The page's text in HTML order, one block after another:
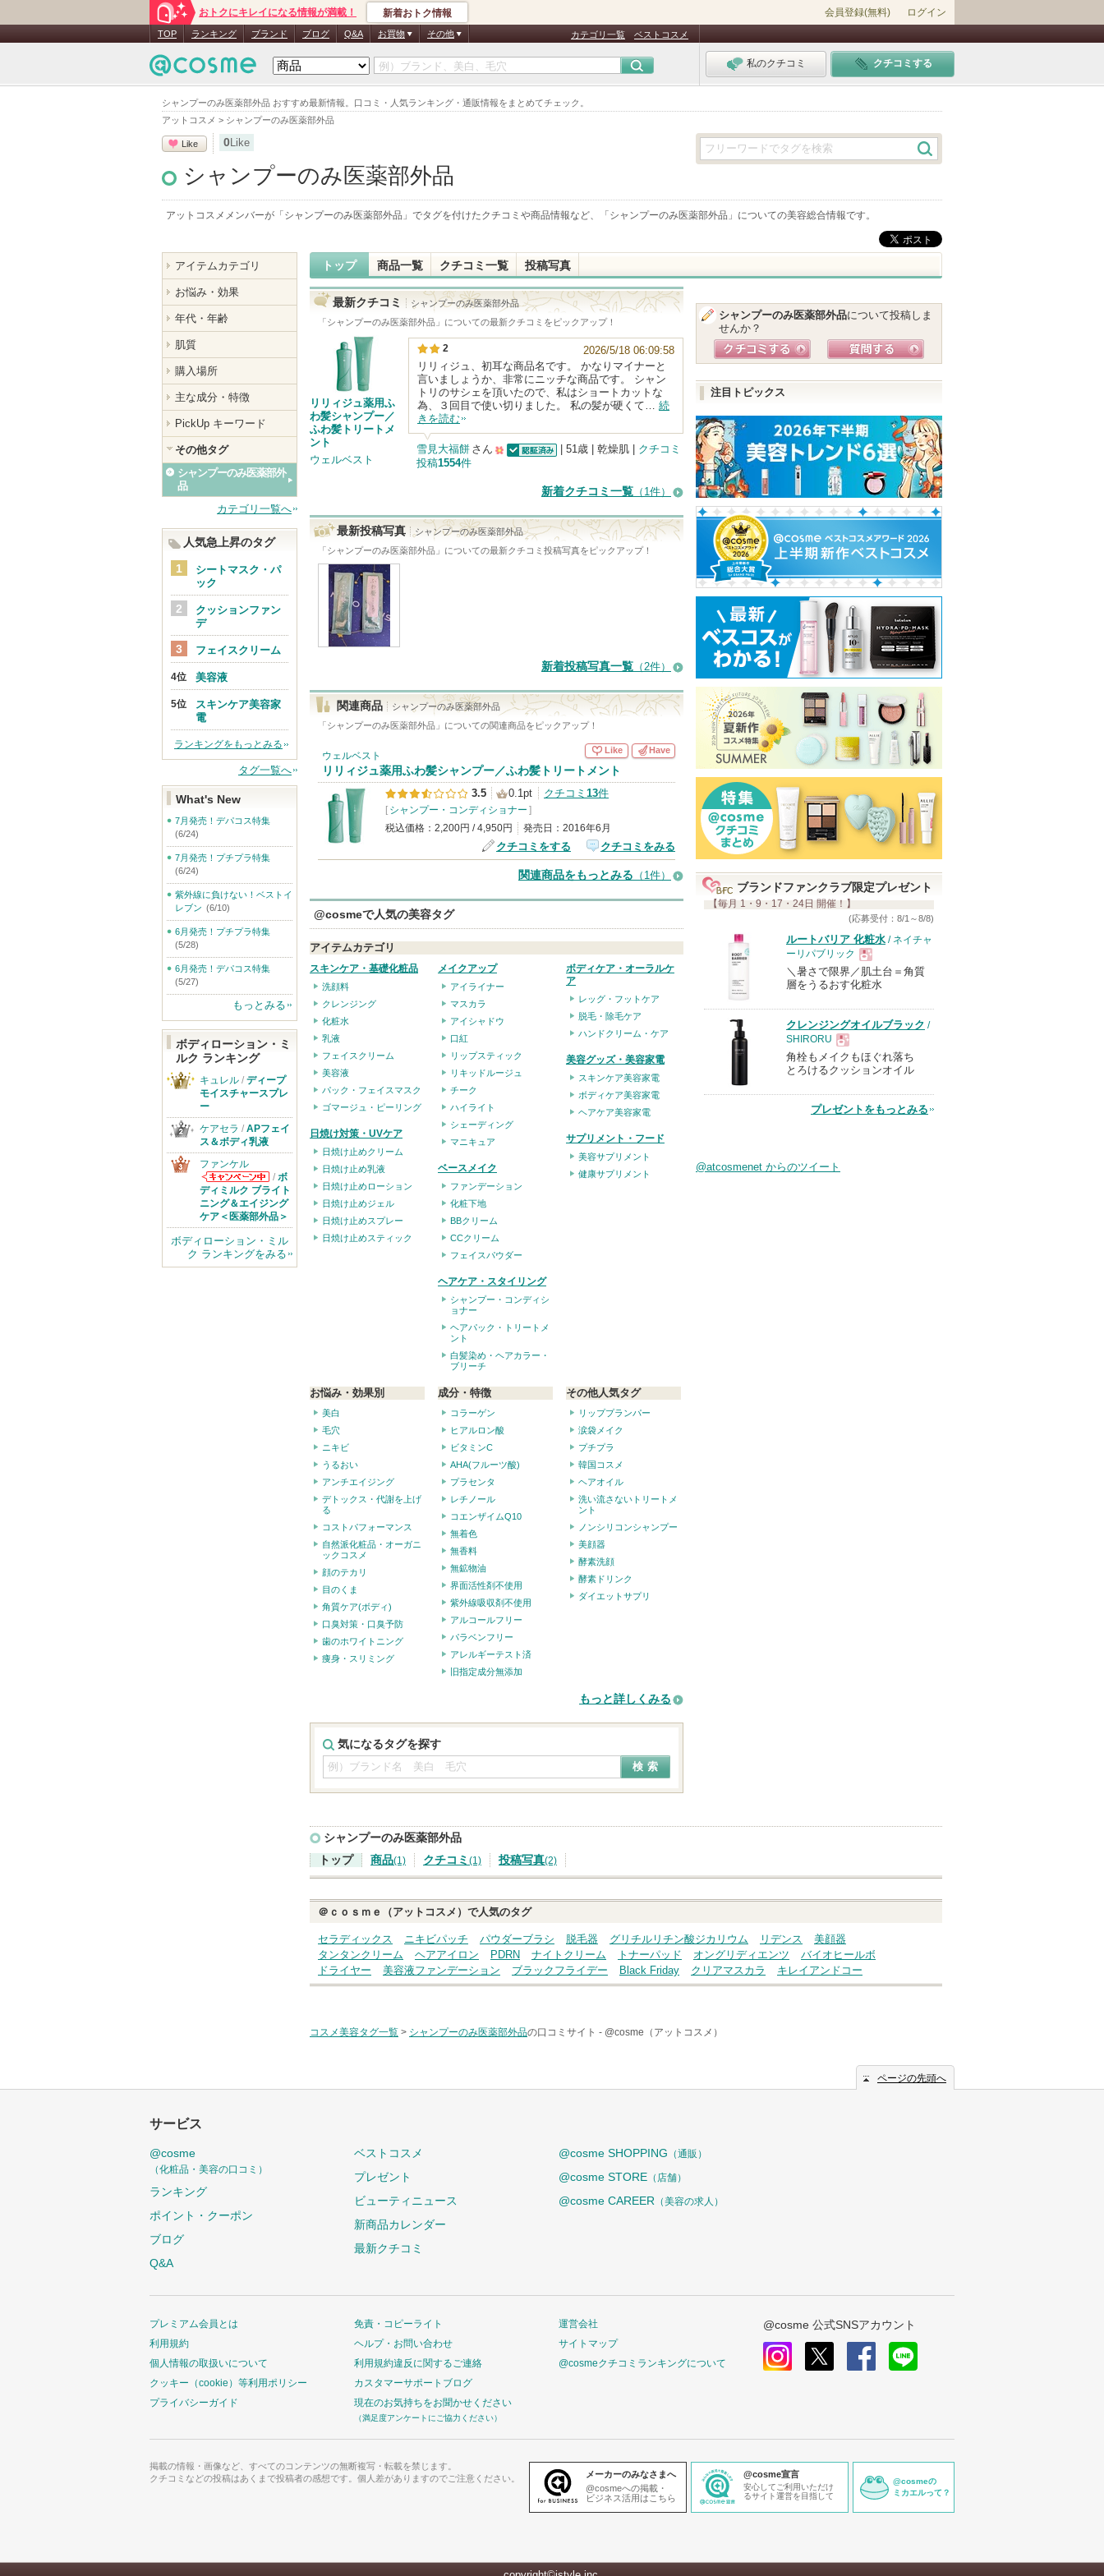
シャンプーのみ医薬部外品 おすすめ最新情報。口コミ・人気ランキング・通販情報をまとめてチェック。
アットコスメ > シャンプーのみ医薬部外品
おトクにキレイになる情報が満載！ 新着おトク情報 会員登録(無料) ログイン
TOP ランキング ブランド ブログ Q&A お買物 その他 カテゴリ一覧 ベストコスメ
私のクチコミ クチコミする
Like 0Like
シャンプーのみ医薬部外品
アットコスメメンバーが「 シャンプーのみ医薬部外品 」でタグを付けたクチコミや商品情報など、「 シャンプーのみ医薬部外品 」についての美容総合情報です。
トップ 商品一覧 クチコミ一覧 投稿写真
最新クチコミ
シャンプーのみ医薬部外品
「シャンプーのみ医薬部外品 」についての最新クチコミをピックアップ！
リリィジュ薬用ふ
わ髪シャンプー／
ふわ髪トリートメ
ント
ウェルベスト
2
2026/5/18 06:09:58
リリィジュ、初耳な商品名です。 かなりマイナーと
言いましょうか、非常にニッチな商品です。 シャン
トリのサシェを頂いたので、私はショートカットな
為、３回目で使い切りました。 私の髪が硬くて… 続
きを読む
雪見大福餅 さん
上
の
に
り
登
録
さ
れ
| 51歳 | 乾燥肌 | クチコミ
投稿1554件
新着クチコミ一覧 （1件）
最新投稿写真
シャンプーのみ医薬部外品
「シャンプーのみ医薬部外品 」についての最新クチコミ投稿写真をピックアップ！
新着投稿写真一覧 （2件）
関連商品
シャンプーのみ医薬部外品
「シャンプーのみ医薬部外品 」についての関連商品をピックアップ！
ウェルベスト
リリィジュ薬用ふわ髪シャンプー／ふわ髪トリートメント
Like Have
3.5 0.1pt クチコミ 13件
[ シャンプー・コンディショナー ]
税込価格：2,200円 / 4,950円
発売日：2016年6月
クチコミをする クチコミをみる
関連商品をもっとみる （1件）
@cosmeで人気の美容タグ
アイテムカテゴリ
スキンケア・基礎化粧品
洗顔料
クレンジング
化粧水
乳液
フェイスクリーム
美容液
パック・フェイスマスク
ゴマージュ・ピーリング
日焼け対策・UVケア
日焼け止めクリーム
日焼け止め乳液
日焼け止めローション
日焼け止めジェル
日焼け止めスプレー
日焼け止めスティック
メイクアップ
アイライナー
マスカラ
アイシャドウ
口紅
リップスティック
リキッドルージュ
チーク
ハイライト
シェーディング
マニキュア
ベースメイク
ファンデーション
化粧下地
BBクリーム
CCクリーム
フェイスパウダー
ヘアケア・スタイリング
シャンプー・コンディシ
ョナー
ヘアパック・トリートメ
ント
白髪染め・ヘアカラー・
ブリーチ
ボディケア・オーラルケ
ア
レッグ・フットケア
脱毛・除毛ケア
ハンドクリーム・ケア
美容グッズ・美容家電
スキンケア美容家電
ボディケア美容家電
ヘアケア美容家電
サプリメント・フード
美容サプリメント
健康サプリメント
お悩み・効果別
美白
毛穴
ニキビ
うるおい
アンチエイジング
デトックス・代謝を上げ
る
コストパフォーマンス
自然派化粧品・オーガニ
ックコスメ
顔のテカリ
目のくま
角質ケア(ボディ)
口臭対策・口臭予防
歯のホワイトニング
痩身・スリミング
成分・特徴
コラーゲン
ヒアルロン酸
ビタミンC
AHA(フルーツ酸)
プラセンタ
レチノール
コエンザイムQ10
無着色
無香料
無鉱物油
界面活性剤不使用
紫外線吸収剤不使用
アルコールフリー
パラベンフリー
アレルギーテスト済
旧指定成分無添加
その他人気タグ
リッププランパー
涙袋メイク
プチプラ
韓国コスメ
ヘアオイル
洗い流さないトリートメ
ント
ノンシリコンシャンプー
美顔器
酵素洗顔
酵素ドリンク
ダイエットサプリ
もっと詳しくみる
気になるタグを探す
シャンプーのみ医薬部外品について投稿しま
せんか？
注目トピックス
ブランドファンクラブ限定プレゼント
【毎月 1・9・17・24日 開催！】
(応募受付：8/1～8/8)
ルートバリア 化粧水 / ネイチャ
ーリパブリック
現
品
＼暑さで限界／肌土台＝角質
層をうるおす化粧水
クレンジングオイルブラック /
SHIRORU
現
品
角栓もメイクもほぐれ落ち
とろけるクッションオイル
プレゼントをもっとみる
@atcosmenet からのツイート
シャンプーのみ医薬部外品
トップ
商品(1) クチコミ (1) 投稿写真(2)
＠ｃｏｓｍｅ（アットコスメ）で人気のタグ
セラディックス ニキビパッチ パウダーブラシ 脱毛器 グリチルリチン酸ジカリウム リデンス
美顔器
タンタンクリーム
ヘアアイロン PDRN ナイトクリーム トナーパッド オングリディエンツ
バイオヒールボ
ドライヤー
美容液ファンデーション ブラックフライデー Black Friday クリアマスカラ キレイアンドコー
コスメ美容タグ一覧 > シャンプーのみ医薬部外品の口コミサイト - @cosme（アットコスメ）
アイテムカテゴリ
お悩み・効果
年代・年齢
肌質
購入場所
主な成分・特徴
PickUp キーワード
その他タグ
シャンプーのみ医薬部外
品
カテゴリ一覧へ
人気急上昇のタグ
シートマスク・パ
ック
クッションファン
デ
フェイスクリーム
美容液
スキンケア美容家
電
ランキングをもっとみる
タグ一覧へ
What's New
7月発売！デパコス特集
(6/24)
7月発売！プチプラ特集
(6/24)
紫外線に負けない！ベストイ
レブン (6/10)
6月発売！プチプラ特集
(5/28)
6月発売！デパコス特集
(5/27)
もっとみる
ボディローション・ミ
ルク ランキング
キュレル / ディープ
モイスチャースプレ
ー
ケアセラ / APフェイ
ス＆ボディ乳液
ファンケル
ファンケルから
のお知らせがあ
ります
/ ボ
ディミルク ブライト
ニング＆エイジング
ケア＜医薬部外品＞
ボディローション・ミル
ク ランキングをみる
ページの先頭へ
サービス
@cosme
（化粧品・美容の口コミ）
ランキング
ポイント・クーポン
ブログ
Q&A
ベストコスメ
プレゼント
ビューティニュース
新商品カレンダー
最新クチコミ
@cosme SHOPPING （通販）
@cosme STORE （店舗）
@cosme CAREER （美容の求人）
プレミアム会員とは
利用規約
個人情報の取扱いについて
クッキー（cookie）等利用ポリシー
プライバシーガイド
免責・コピーライト
ヘルプ・お問い合わせ
利用規約違反に関するご連絡
カスタマーサポートブログ
現在のお気持ちをお聞かせください
（満足度アンケートにご協力ください）
運営会社
サイトマップ
@cosmeクチコミランキングについて
@cosme 公式SNSアカウント
掲載の情報・画像など、すべてのコンテンツの無断複写・転載を禁じます。
クチコミなどの投稿はあくまで投稿者の感想です。個人差がありますのでご注意ください。
メーカーのみなさまへ
@cosmeへの掲載・
ビジネス活用はこちら
@cosme宣言
安心してご利用いただけ
るサイト運営を目指して
@cosmeの
ミカエルって？